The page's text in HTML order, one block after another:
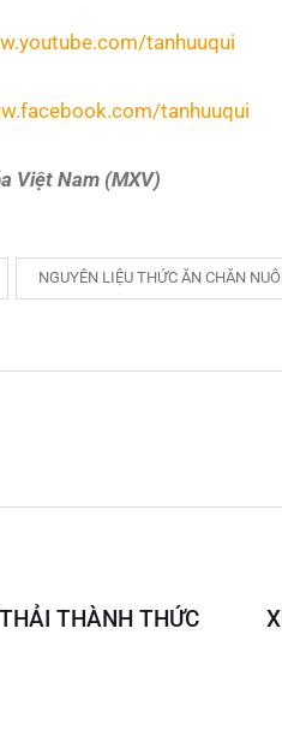
tanhuuqui
tanhuuqui
Việt Nam (MXV)
NGUYÊN LIỆU THỨC ĂN CHĂN
THÀNH THỨC